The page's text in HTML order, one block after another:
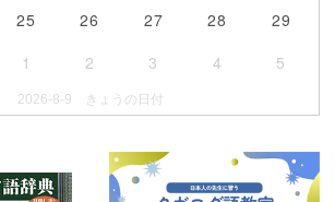
25 26 27 28
29
1 2 3 4 5
2026-8-9 きょうの日付